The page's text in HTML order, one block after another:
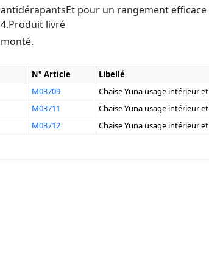
antidérapantsEt pour un rangement
4.Produit livré
monté.
N° Article Libellé
M03709
Chaise Yuna usage intérieur
M03711
Chaise Yuna usage intérieur
M03712
Chaise Yuna usage intérieur